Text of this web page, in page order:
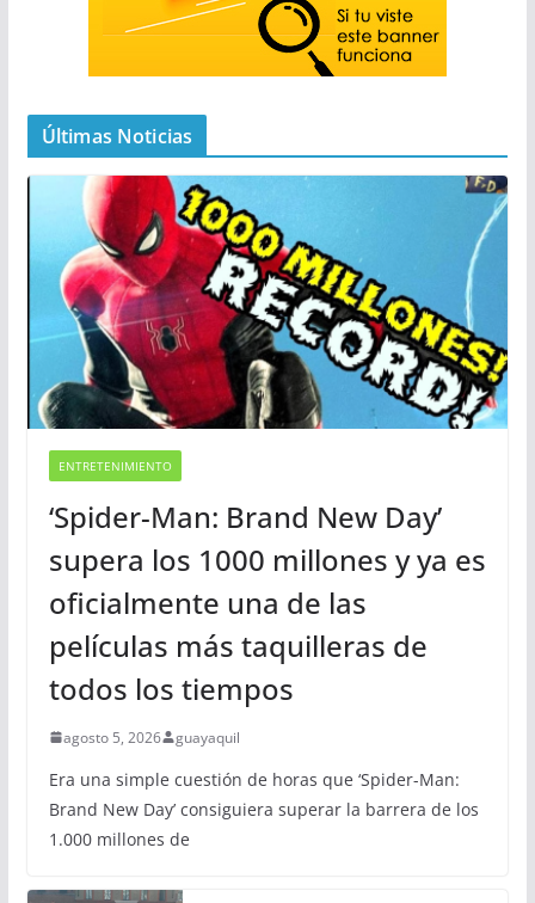
Últimas Noticias
ENTRETENIMIENTO
‘Spider-Man: Brand New Day’
supera los 1000 millones y ya es
oficialmente una de las
películas más taquilleras de
todos los tiempos
agosto 5, 2026 guayaquil
Era una simple cuestión de horas que ‘Spider-Man:
Brand New Day’ consiguiera superar la barrera de los
1.000 millones de